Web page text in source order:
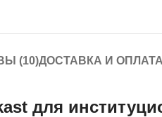
(10)ДОСТАВКА И ОПЛАТА
для